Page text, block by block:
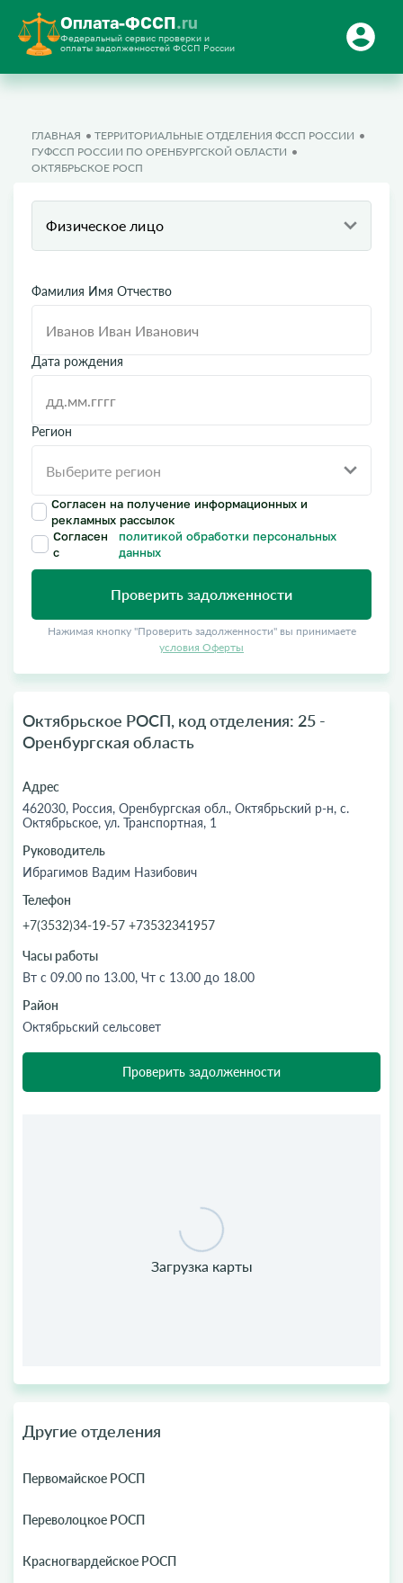
Оплата-ФССП.ru
Федеральный сервис проверки и
оплаты задолженностей ФССП России
ГЛАВНАЯ
ТЕРРИТОРИАЛЬНЫЕ ОТДЕЛЕНИЯ ФССП РОССИИ
ГУФССП РОССИИ ПО ОРЕНБУРГСКОЙ ОБЛАСТИ
ОКТЯБРЬСКОЕ РОСП
Физическое лицо
Фамилия Имя Отчество
Дата рождения
Регион
Согласен на получение информационных и
рекламных рассылок
Согласен
с
политикой обработки персональных
данных
Проверить задолженности
Нажимая кнопку "Проверить задолженности" вы принимаете
условия Оферты
Октябрьское РОСП, код отделения: 25 -
Оренбургская область
Адрес
462030, Россия, Оренбургская обл., Октябрьский р-н, с.
Октябрьское, ул. Транспортная, 1
Руководитель
Ибрагимов Вадим Назибович
Телефон
+7(3532)34-19-57 +73532341957
Часы работы
Вт с 09.00 по 13.00, Чт с 13.00 до 18.00
Район
Октябрьский сельсовет
Проверить задолженности
Другие отделения
Первомайское РОСП
Переволоцкое РОСП
Красногвардейское РОСП